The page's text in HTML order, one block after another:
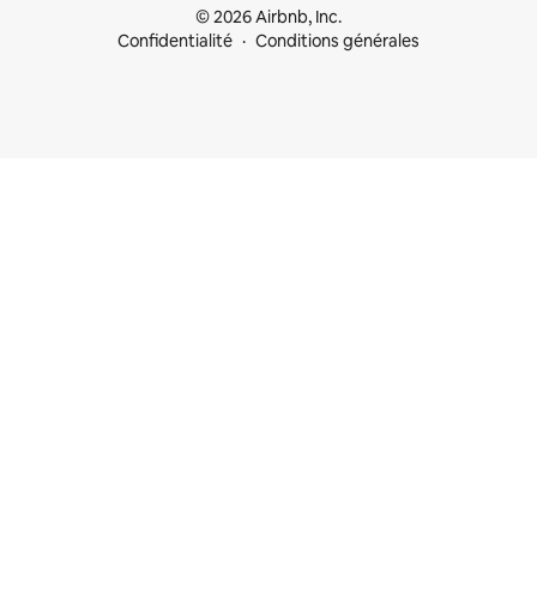
© 2026 Airbnb, Inc.
Confidentialité
Conditions générales